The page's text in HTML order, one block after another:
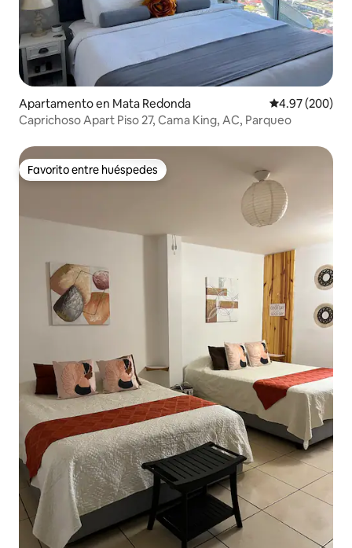
Apartamento en Mata Redonda Calificación
4.97 (200)
Caprichoso Apart Piso 27, Cama King, AC, Parqueo
Favorito entre huéspedes
Favorito entre huéspedes